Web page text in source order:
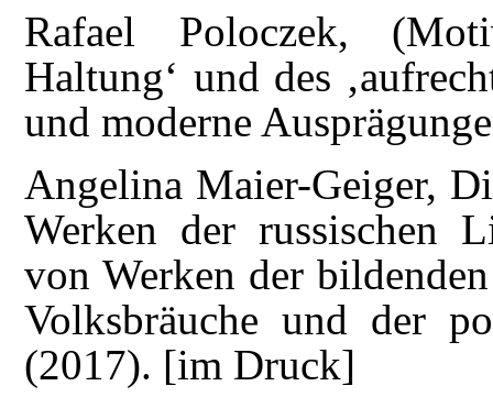
Rafael Poloczek,
Haltung‘ und des
und moderne
Angelina Maier-Geiger,
Werken der russischen
von Werken der
Volksbräuche und der
(2017). [im Druck]